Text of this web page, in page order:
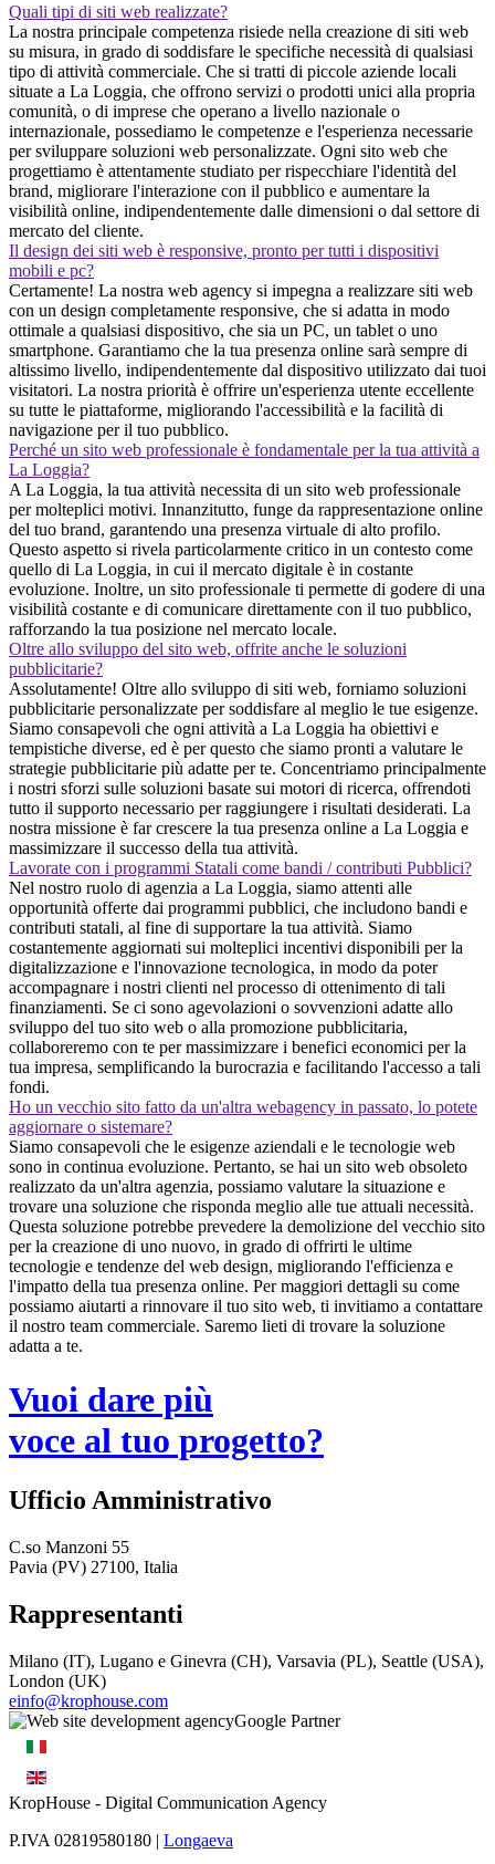
Quali tipi di siti web realizzate?
La nostra principale competenza risiede nella creazione di siti web
su misura, in grado di soddisfare le specifiche necessità di qualsiasi
tipo di attività commerciale. Che si tratti di piccole aziende locali
situate a La Loggia, che offrono servizi o prodotti unici alla propria
comunità, o di imprese che operano a livello nazionale o
internazionale, possediamo le competenze e l'esperienza necessarie
per sviluppare soluzioni web personalizzate. Ogni sito web che
progettiamo è attentamente studiato per rispecchiare l'identità del
brand, migliorare l'interazione con il pubblico e aumentare la
visibilità online, indipendentemente dalle dimensioni o dal settore di
mercato del cliente.
Il design dei siti web è responsive, pronto per tutti i dispositivi
mobili e pc?
Certamente! La nostra web agency si impegna a realizzare siti web
con un design completamente responsive, che si adatta in modo
ottimale a qualsiasi dispositivo, che sia un PC, un tablet o uno
smartphone. Garantiamo che la tua presenza online sarà sempre di
altissimo livello, indipendentemente dal dispositivo utilizzato dai tuoi
visitatori. La nostra priorità è offrire un'esperienza utente eccellente
su tutte le piattaforme, migliorando l'accessibilità e la facilità di
navigazione per il tuo pubblico.
Perché un sito web professionale è fondamentale per la tua attività a
La Loggia?
A La Loggia, la tua attività necessita di un sito web professionale
per molteplici motivi. Innanzitutto, funge da rappresentazione online
del tuo brand, garantendo una presenza virtuale di alto profilo.
Questo aspetto si rivela particolarmente critico in un contesto come
quello di La Loggia, in cui il mercato digitale è in costante
evoluzione. Inoltre, un sito professionale ti permette di godere di una
visibilità costante e di comunicare direttamente con il tuo pubblico,
rafforzando la tua posizione nel mercato locale.
Oltre allo sviluppo del sito web, offrite anche le soluzioni
pubblicitarie?
Assolutamente! Oltre allo sviluppo di siti web, forniamo soluzioni
pubblicitarie personalizzate per soddisfare al meglio le tue esigenze.
Siamo consapevoli che ogni attività a La Loggia ha obiettivi e
tempistiche diverse, ed è per questo che siamo pronti a valutare le
strategie pubblicitarie più adatte per te. Concentriamo principalmente
i nostri sforzi sulle soluzioni basate sui motori di ricerca, offrendoti
tutto il supporto necessario per raggiungere i risultati desiderati. La
nostra missione è far crescere la tua presenza online a La Loggia e
massimizzare il successo della tua attività.
Lavorate con i programmi Statali come bandi / contributi Pubblici?
Nel nostro ruolo di agenzia a La Loggia, siamo attenti alle
opportunità offerte dai programmi pubblici, che includono bandi e
contributi statali, al fine di supportare la tua attività. Siamo
costantemente aggiornati sui molteplici incentivi disponibili per la
digitalizzazione e l'innovazione tecnologica, in modo da poter
accompagnare i nostri clienti nel processo di ottenimento di tali
finanziamenti. Se ci sono agevolazioni o sovvenzioni adatte allo
sviluppo del tuo sito web o alla promozione pubblicitaria,
collaboreremo con te per massimizzare i benefici economici per la
tua impresa, semplificando la burocrazia e facilitando l'accesso a tali
fondi.
Ho un vecchio sito fatto da un'altra webagency in passato, lo potete
aggiornare o sistemare?
Siamo consapevoli che le esigenze aziendali e le tecnologie web
sono in continua evoluzione. Pertanto, se hai un sito web obsoleto
realizzato da un'altra agenzia, possiamo valutare la situazione e
trovare una soluzione che risponda meglio alle tue attuali necessità.
Questa soluzione potrebbe prevedere la demolizione del vecchio sito
per la creazione di uno nuovo, in grado di offrirti le ultime
tecnologie e tendenze del web design, migliorando l'efficienza e
l'impatto della tua presenza online. Per maggiori dettagli su come
possiamo aiutarti a rinnovare il tuo sito web, ti invitiamo a contattare
il nostro team commerciale. Saremo lieti di trovare la soluzione
adatta a te.
Vuoi dare più
voce al tuo progetto?
Ufficio Amministrativo
C.so Manzoni 55
Pavia (PV) 27100, Italia
Rappresentanti
Milano (IT), Lugano e Ginevra (CH), Varsavia (PL), Seattle (USA),
London (UK)
einfo@krophouse.com
KropHouse - Digital Communication Agency
P.IVA 02819580180 | Longaeva